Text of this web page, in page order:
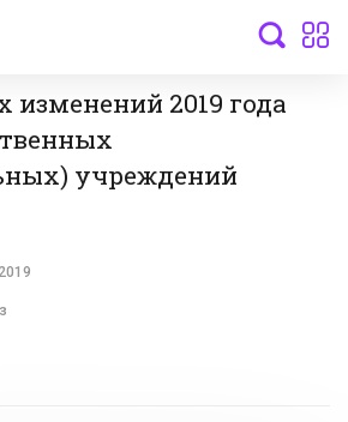
изменений 2019 года
учреждений